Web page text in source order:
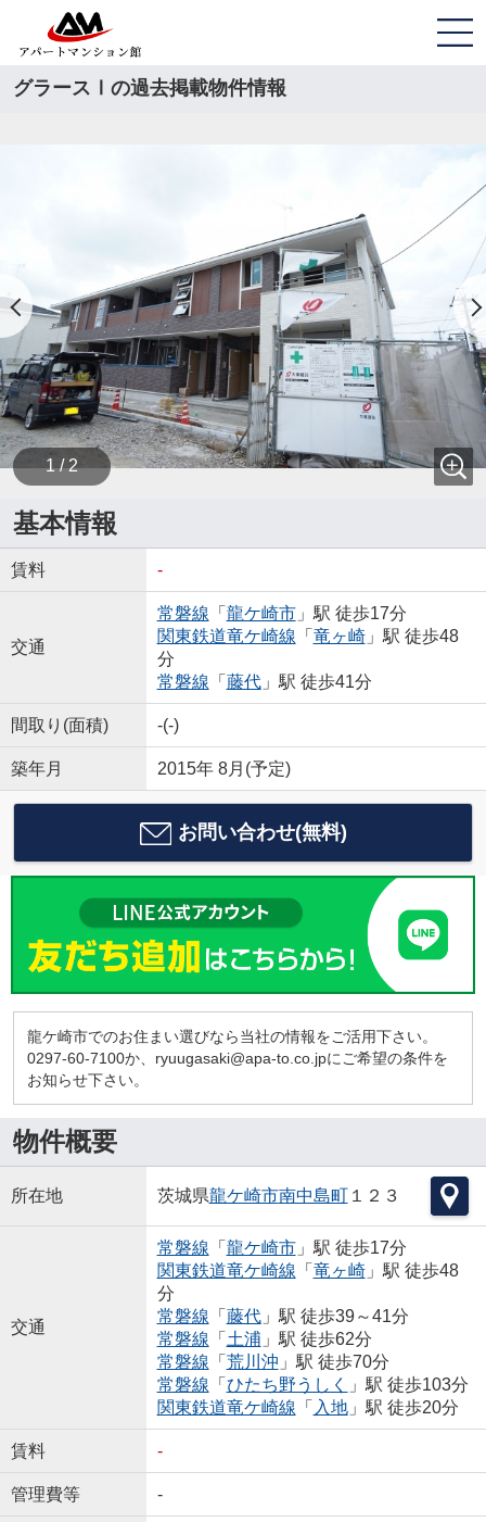
グラースⅠの過去掲載物件情報
1 / 2
基本情報
賃料 -
交通
常磐線 「 龍ケ崎市」駅 徒歩17分
関東鉄道竜ケ崎線 「 竜ヶ崎」駅 徒歩48
分
常磐線 「 藤代」駅 徒歩41分
間取り(面積) -(-)
築年月 2015年 8月(予定)
お問い合わせ(無料)
龍ケ崎市でのお住まい選びなら当社の情報をご活用下さい。
0297-60-7100か、ryuugasaki@apa-to.co.jpにご希望の条件を
お知らせ下さい。
物件概要
所在地 茨城県龍ケ崎市南中島町１２３
交通
常磐線 「 龍ケ崎市」駅 徒歩17分
関東鉄道竜ケ崎線 「 竜ヶ崎」駅 徒歩48
分
常磐線 「 藤代」駅 徒歩39～41分
常磐線 「 土浦 」駅 徒歩62分
常磐線 「 荒川沖 」駅 徒歩70分
常磐線 「 ひたち野うしく
」駅 徒歩103分
関東鉄道竜ケ崎線 「 入地」駅 徒歩20分
賃料 -
管理費等 -